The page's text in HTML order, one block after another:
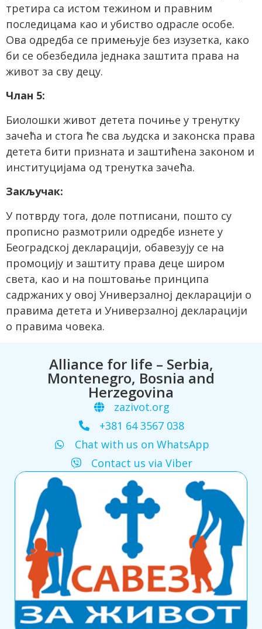
третира са истом тежином и правним
последицама као и убиство одрасле особе.
Ова одредба се примењује без изузетка, како
би се обезбедила једнака заштита права на
живот за сву децу.
Члан 5:
Биолошки живот детета почиње у тренутку
зачећа и стога ће сва људска и законска права
детета бити призната и заштићена законом и
институцијама од тренутка зачећа.
Закључак:
У потврду тога, доле потписани, пошто су
прописно размотрили одредбе изнете у
Београдској декларацији, обавезују се на
промоцију и заштиту права деце широм
света, као и на поштовање принципа
садржаних у овој Универзалној декларацији о
правима детета и Универзалној декларацији
о правима човека.
Alliance for life – Serbia,
Montenegro, Bosnia and
Herzegovina
zazivot.org
+381 64 3567 038
Chat with us on WhatsApp
Contact us via Viber